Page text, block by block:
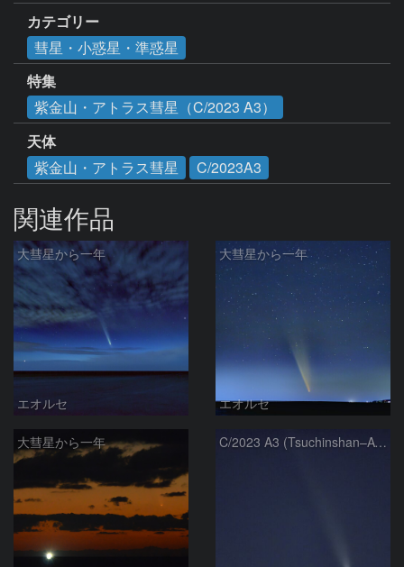
カテゴリー
彗星・小惑星・準惑星
特集
紫金山・アトラス彗星（C/2023 A3）
天体
紫金山・アトラス彗星
C/2023A3
関連作品
大彗星から一年
エオルセ
大彗星から一年
エオルセ
大彗星から一年 C/2023 A3 (Tsuchinshan–ATLAS)